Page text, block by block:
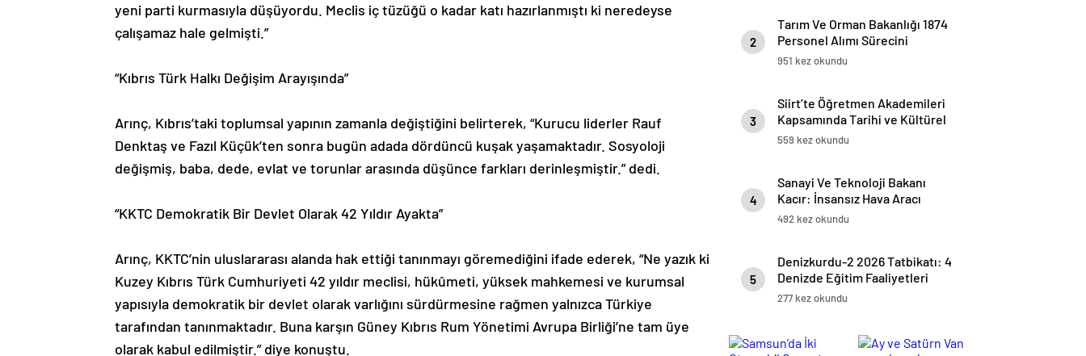
yeni parti kurmasıyla düşüyordu. Meclis iç tüzüğü o kadar katı hazırlanmıştı ki neredeyse
çalışamaz hale gelmişti.”
“Kıbrıs Türk Halkı Değişim Arayışında”
Arınç, Kıbrıs’taki toplumsal yapının zamanla değiştiğini belirterek, “Kurucu liderler Rauf
Denktaş ve Fazıl Küçük’ten sonra bugün adada dördüncü kuşak yaşamaktadır. Sosyoloji
değişmiş, baba, dede, evlat ve torunlar arasında düşünce farkları derinleşmiştir.” dedi.
“KKTC Demokratik Bir Devlet Olarak 42 Yıldır Ayakta”
Arınç, KKTC’nin uluslararası alanda hak ettiği tanınmayı göremediğini ifade ederek, “Ne yazık ki
Kuzey Kıbrıs Türk Cumhuriyeti 42 yıldır meclisi, hükûmeti, yüksek mahkemesi ve kurumsal
yapısıyla demokratik bir devlet olarak varlığını sürdürmesine rağmen yalnızca Türkiye
tarafından tanınmaktadır. Buna karşın Güney Kıbrıs Rum Yönetimi Avrupa Birliği’ne tam üye
olarak kabul edilmiştir.” diye konuştu.
2
Tarım Ve Orman Bakanlığı 1874
Personel Alımı Sürecini
Başlatıyor
951 kez okundu
3
Siirt’te Öğretmen Akademileri
Kapsamında Tarihi ve Kültürel
Miras Gezisi Düzenlendi
559 kez okundu
4
Sanayi Ve Teknoloji Bakanı
Kacır: İnsansız Hava Aracı
Üretiminde Dünya Lideriyiz
492 kez okundu
5
Denizkurdu-2 2026 Tatbikatı: 4
Denizde Eğitim Faaliyetleri
Başarıyla İcra Edildi
277 kez okundu